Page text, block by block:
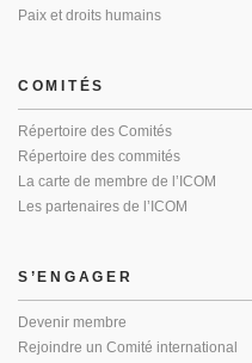
Paix et droits humains
COMITÉS
Répertoire des Comités
Répertoire des commités
La carte de membre de l’ICOM
Les partenaires de l’ICOM
S’ENGAGER
Devenir membre
Rejoindre un Comité international